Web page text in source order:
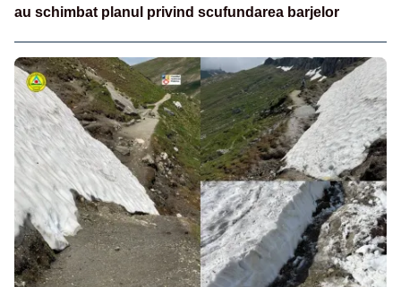
au schimbat planul privind scufundarea barjelor